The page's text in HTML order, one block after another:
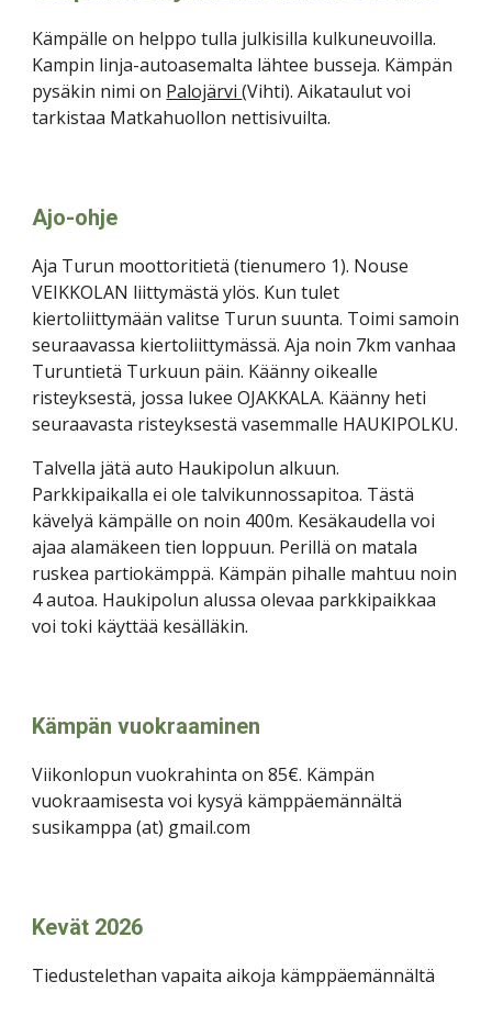
Kämpälle on helppo tulla julkisilla kulkuneuvoilla.
Kampin linja-autoasemalta lähtee busseja. Kämpän
pysäkin nimi on Palojärvi(Vihti). Aikataulut voi
tarkistaa Matkahuollon nettisivuilta.
Ajo-ohje
Aja Turun moottoritietä (tienumero 1). Nouse
VEIKKOLAN liittymästä ylös. Kun tulet
kiertoliittymään valitse Turun suunta. Toimi samoin
seuraavassa kiertoliittymässä. Aja noin 7km vanhaa
Turuntietä Turkuun päin. Käänny oikealle
risteyksestä, jossa lukee OJAKKALA. Käänny heti
seuraavasta risteyksestä vasemmalle HAUKIPOLKU.
Talvella jätä auto Haukipolun alkuun.
Parkkipaikalla ei ole talvikunnossapitoa. Tästä
kävelyä kämpälle on noin 400m. Kesäkaudella voi
ajaa alamäkeen tien loppuun. Perillä on matala
ruskea partiokämppä. Kämpän pihalle mahtuu noin
4 autoa. Haukipolun alussa olevaa parkkipaikkaa
voi toki käyttää kesälläkin.
Kämpän vuokraaminen
Viikonlopun vuokrahinta on 85€. Kämpän
vuokraamisesta voi kysyä kämppäemännältä
susikamppa (at) gmail.com
Kevät 2026
Tiedustelethan vapaita aikoja kämppäemännältä